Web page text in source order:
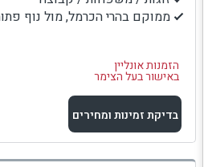
ממוקם בהרי הכרמל, מול נוף
הזמנות אונליין
באישור בעל הצימר
בדיקת זמינות ומחירים
למתחם זה